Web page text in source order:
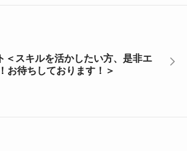
＜スキルを活かしたい方、是非エ
お待ちしております！＞